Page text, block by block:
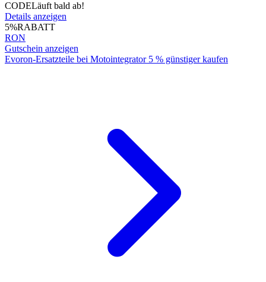
CODELäuft bald ab!
Details anzeigen
5%RABATT
RON
Gutschein anzeigen
Evoron-Ersatzteile bei Motointegrator 5 % günstiger kaufen